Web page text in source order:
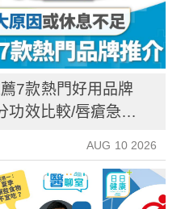
7款熱門好用品牌
功效比較/唇瘡急救
AUG 10 2026